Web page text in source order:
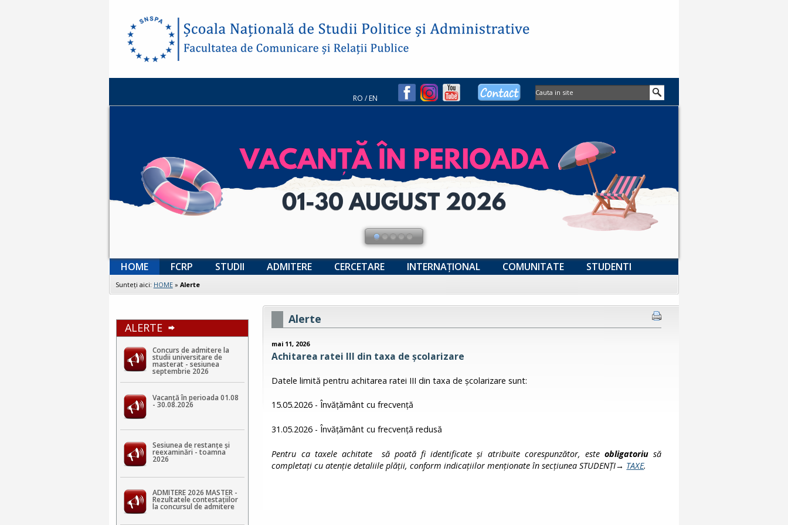
RO /EN
HOME FCRP STUDII ADMITERE CERCETARE INTERNAȚIONAL COMUNITATE STUDENTI
Sunteţi aici: HOME» Alerte
ALERTE
Concurs de admitere la
studii universitare de
masterat - sesiunea
septembrie 2026
Vacanță în perioada 01.08
- 30.08.2026
Sesiunea de restanțe și
reexaminări - toamna
2026
ADMITERE 2026 MASTER -
Rezultatele contestaţiilor
la concursul de admitere
Alerte
mai 11, 2026
Achitarea ratei III din taxa de școlarizare
Datele limită pentru achitarea ratei III din taxa de școlarizare sunt:
15.05.2026 - Învățământ cu frecvență
31.05.2026 - Învățământ cu frecvență redusă
Pentru ca taxele achitate să poată fi identificate și atribuite corespunzător, este obligatoriusă
completați cu atenție detaliile plății, conform indicațiilor menționate în secțiunea STUDENȚI→ TAXE.